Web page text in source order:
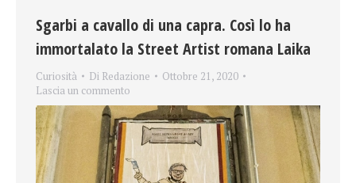
Sgarbi a cavallo di una capra. Così lo ha
immortalato la Street Artist romana Laika
Curiosità Di Redazione
Ottobre 21, 2020
Lascia un commento